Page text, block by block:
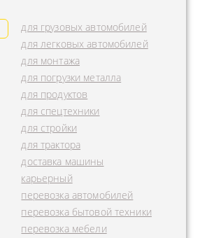
для грузовых автомобилей
для легковых автомобилей
для монтажа
для погрузки металла
для продуктов
для спецтехники
для стройки
для трактора
доставка машины
карьерный
перевозка автомобилей
перевозка бытовой техники
перевозка мебели